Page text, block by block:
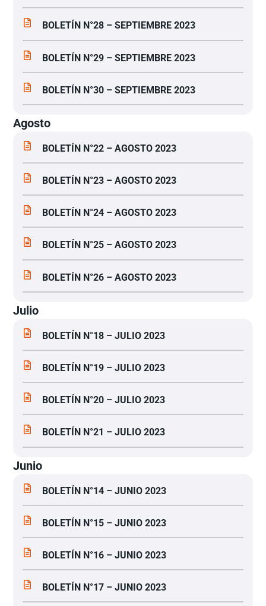
BOLETÍN N°28 – SEPTIEMBRE 2023
BOLETÍN N°29 – SEPTIEMBRE 2023
BOLETÍN N°30 – SEPTIEMBRE 2023
Agosto
BOLETÍN N°22 – AGOSTO 2023
BOLETÍN N°23 – AGOSTO 2023
BOLETÍN N°24 – AGOSTO 2023
BOLETÍN N°25 – AGOSTO 2023
BOLETÍN N°26 – AGOSTO 2023
Julio
BOLETÍN N°18 – JULIO 2023
BOLETÍN N°19 – JULIO 2023
BOLETÍN N°20 – JULIO 2023
BOLETÍN N°21 – JULIO 2023
Junio
BOLETÍN N°14 – JUNIO 2023
BOLETÍN N°15 – JUNIO 2023
BOLETÍN N°16 – JUNIO 2023
BOLETÍN N°17 – JUNIO 2023